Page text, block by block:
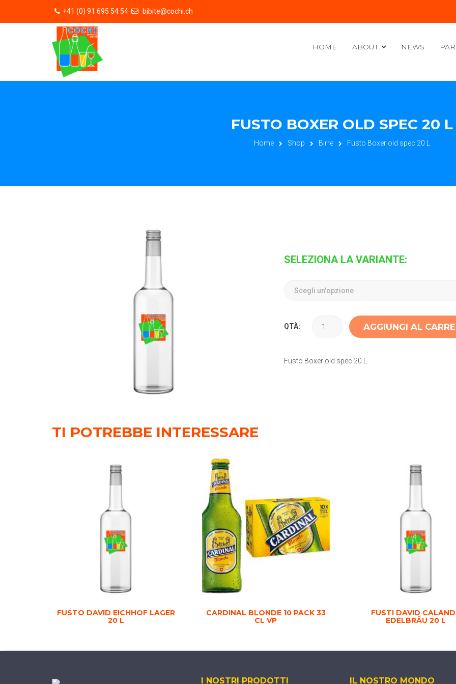
+41 (0) 91 695 54 54 bibite@cochi.ch
HOME ABOUT NEWS
FUSTO BOXER OLD SPEC 20 L
Home Shop Birre Fusto Boxer old spec 20 L
SELEZIONA LA VARIANTE:
QTÀ: AGGIUNGI AL
Fusto Boxer old spec 20 L
TI POTREBBE INTERESSARE
FUSTO DAVID EICHHOF LAGER
20 L
CARDINAL BLONDE 10 PACK 33
CL VP
FUSTI DAVID
EDELBRÄU 20 L
I NOSTRI PRODOTTI IL NOSTRO MONDO